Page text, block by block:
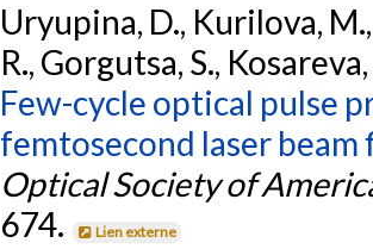
Uryupina, D., Kurilova,
R., Gorgutsa, S.,
Few-cycle optical pulse
femtosecond laser
Optical Society of
674.
Lien externe